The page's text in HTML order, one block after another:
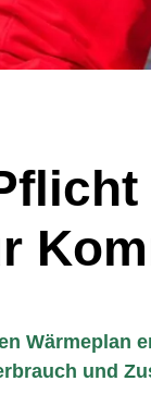
Wärmeplan
und